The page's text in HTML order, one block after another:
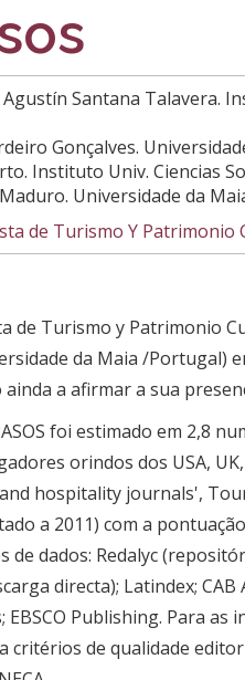
Santana Talavera.
Gonçalves.
Instituto Univ. Ciencias
Universidade da
de Turismo Y Patrimonio
de Turismo y Patrimonio
da Maia /Portugal)
a afirmar a sua
foi estimado em 2,8
orindos dos USA,
hospitality journals',
a 2011) com a
dados: Redalyc
directa); Latindex; CAB
EBSCO Publishing. Para
critérios de qualidade